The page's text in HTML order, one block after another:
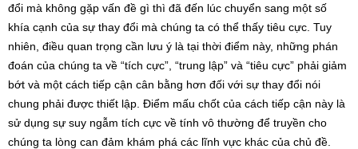
đổi mà không gặp vấn đề gì thì đã đến lúc chuyển sang một số
khía cạnh của sự thay đổi mà chúng ta có thể thấy tiêu cực. Tuy
nhiên, điều quan trọng cần lưu ý là tại thời điểm này, những phán
đoán của chúng ta về “tích cực”, “trung lập” và “tiêu cực” phải giảm
bớt và một cách tiếp cận cân bằng hơn đối với sự thay đổi nói
chung phải được thiết lập. Điểm mấu chốt của cách tiếp cận này là
sử dụng sự suy ngẫm tích cực về tính vô thường để truyền cho
chúng ta lòng can đảm khám phá các lĩnh vực khác của chủ đề.